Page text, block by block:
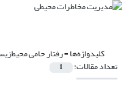
کلیدواژه‌ها =رفتار حامی
تعداد مقالات: 1